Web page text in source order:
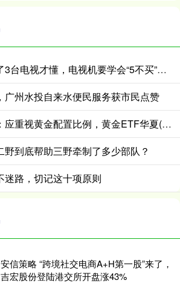
天津配资大本营 换了3台电视才懂，电视机要学会“5不买”，都是花钱买的经验
广州水投自来水便民服务获市民点赞
中国星配资 达利欧：应重视黄金配置比例，黄金ETF华夏(518850)回调或可逢低布局
野到底帮助三野牵制了多少部队？
迷路，切记这十项原则
安信策略 “跨境社交电商A+H第一股”来了，
吉宏股份登陆港交所开盘涨43%